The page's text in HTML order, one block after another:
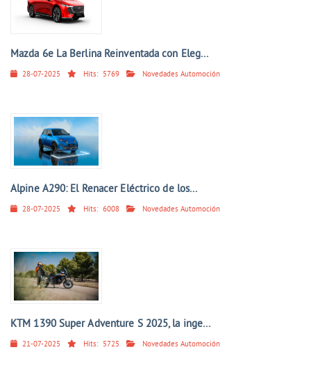
Mazda 6e La Berlina Reinventada con Eleg...
28-07-2025 Hits: 5769 Novedades Automoción
Alpine A290: El Renacer Eléctrico de los...
28-07-2025 Hits: 6008 Novedades Automoción
KTM 1390 Super Adventure S 2025, la inge...
21-07-2025 Hits: 5725 Novedades Automoción